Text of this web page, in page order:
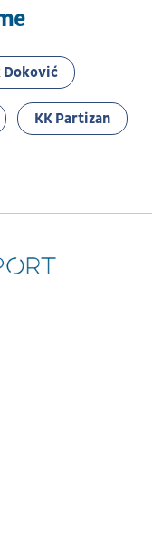
Đoković
KK Partizan